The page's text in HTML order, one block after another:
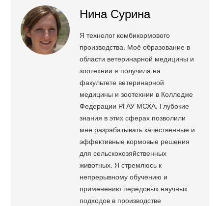
Нина Сурина
Я технолог комбикормового
производства. Моё образование в
области ветеринарной медицины и
зоотехнии я получила на
факультете ветеринарной
медицины и зоотехнии в Колледже
Федерации РГАУ МСХА. Глубокие
знания в этих сферах позволили
мне разрабатывать качественные и
эффективные кормовые решения
для сельскохозяйственных
животных. Я стремлюсь к
непрерывному обучению и
применению передовых научных
подходов в производстве